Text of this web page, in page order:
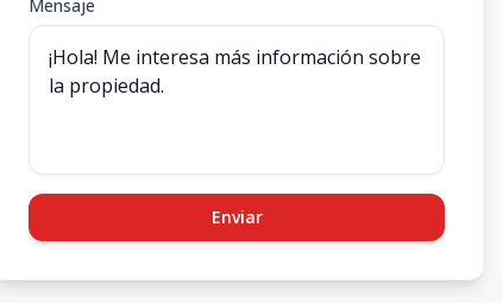
Mensaje
Enviar